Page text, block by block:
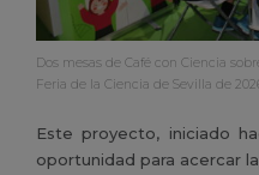
Dos mesas de Café con Ciencia
Feria de la Ciencia de Sevilla de
Este proyecto, iniciado
oportunidad para acercar